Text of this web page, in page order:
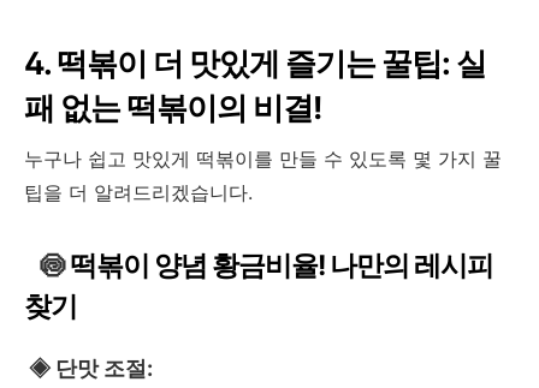
4. 떡볶이 더 맛있게 즐기는 꿀팁: 실
패 없는 떡볶이의 비결!
누구나 쉽고 맛있게 떡볶이를 만들 수 있도록 몇 가지 꿀
팁을 더 알려드리겠습니다.
🍥떡볶이 양념 황금비율! 나만의 레시피
찾기
◈ 단맛 조절: